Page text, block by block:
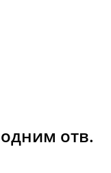
отв.